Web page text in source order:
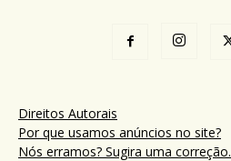
Direitos Autorais
Por que usamos anúncios no site?
Nós erramos? Sugira uma correção.